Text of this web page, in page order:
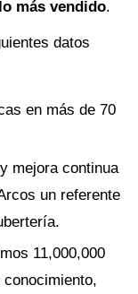
más vendido.
datos
en más de 70
mejora continua
un referente
11,000,000